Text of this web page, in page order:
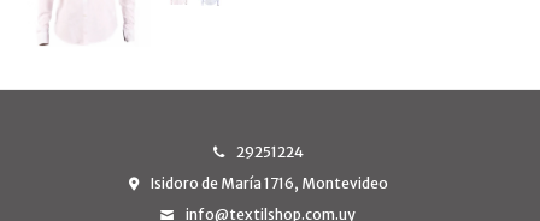
29251224
Isidoro de María 1716, Montevideo
info@textilshop.com.uy